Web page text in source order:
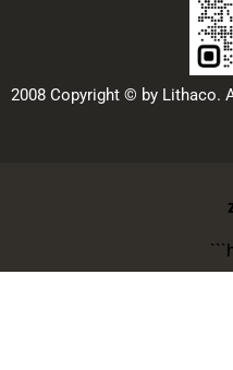
2008 Copyright © by Lithaco.